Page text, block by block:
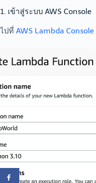
1. เข้าสู่ระบบ AWS Console
ไปที่ AWS Lambda Console